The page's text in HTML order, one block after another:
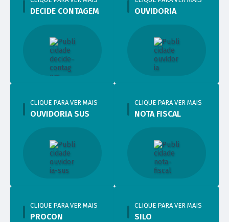
DECIDE CONTAGEM OUVIDORIA
OUVIDORIA SUS
CLIQUE PARA VER MAIS
NOTA FISCAL
CLIQUE PARA VER MAIS
PROCON
CLIQUE PARA VER MAIS
SILO
CLIQUE PARA VER MAIS